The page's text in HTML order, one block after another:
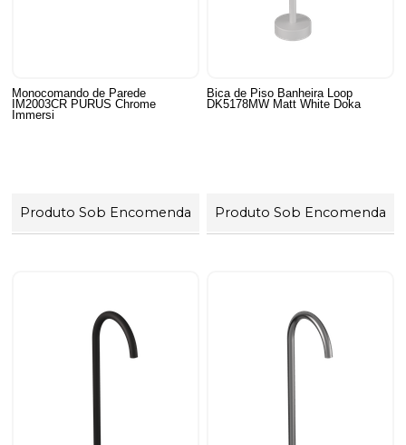
Monocomando de Parede
IM2003CR PURUS Chrome
Immersi
Produto Sob Encomenda
Bica de Piso Banheira Loop
DK5178MW Matt White Doka
Produto Sob Encomenda